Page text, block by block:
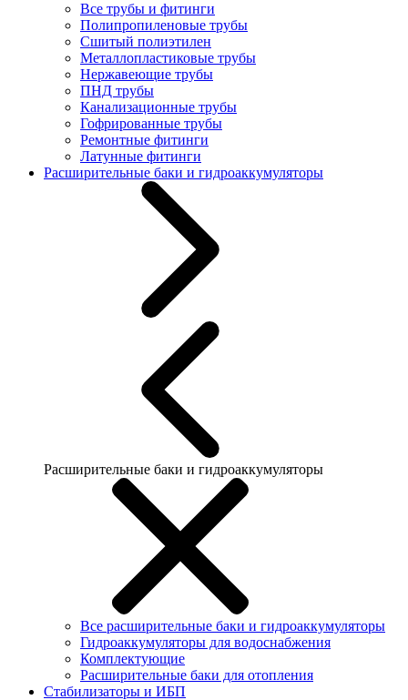
Все трубы и фитинги
Полипропиленовые трубы
Сшитый полиэтилен
Металлопластиковые трубы
Нержавеющие трубы
ПНД трубы
Канализационные трубы
Гофрированные трубы
Ремонтные фитинги
Латунные фитинги
Расширительные баки и гидроаккумуляторы
Расширительные баки и гидроаккумуляторы
Все расширительные баки и гидроаккумуляторы
Гидроаккумуляторы для водоснабжения
Комплектующие
Расширительные баки для отопления
Стабилизаторы и ИБП